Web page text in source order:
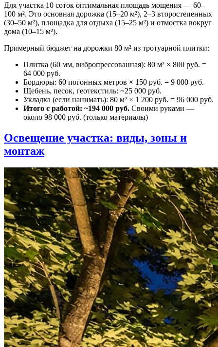
Для участка 10 соток оптимальная площадь мощения — 60–
100 м². Это основная дорожка (15–20 м²), 2–3 второстепенных
(30–50 м²), площадка для отдыха (15–25 м²) и отмостка вокруг
дома (10–15 м²).
Примерный бюджет на дорожки 80 м² из тротуарной плитки:
Плитка (60 мм, вибропрессованная): 80 м² × 800 руб. =
64 000 руб.
Бордюры: 60 погонных метров × 150 руб. = 9 000 руб.
Щебень, песок, геотекстиль: ~25 000 руб.
Укладка (если нанимать): 80 м² × 1 200 руб. = 96 000 руб.
Итого с работой: ~194 000 руб. Своими руками —
около 98 000 руб. (только материалы)
Освещение участка: виды, зоны и
монтаж